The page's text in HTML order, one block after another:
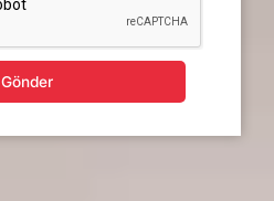
Gönder